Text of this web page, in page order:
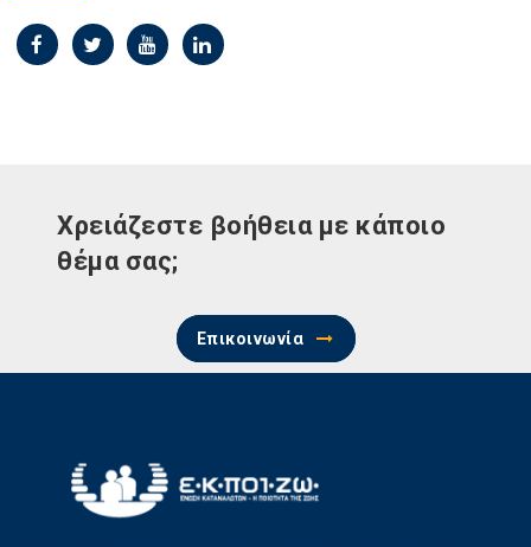
Χρειάζεστε βοήθεια με κάποιο
θέμα σας;
Επικοινωνία